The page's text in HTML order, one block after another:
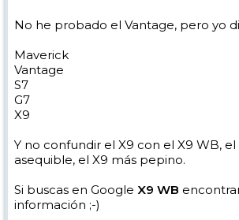
Gracias
Un saludo
No he probado el Vantage, pero yo
Maverick
Vantage
S7
G7
X9
Y no confundir el X9 con el X9 WB,
asequible, el X9 más pepino.
Si buscas en Google X9 WB
información ;-)